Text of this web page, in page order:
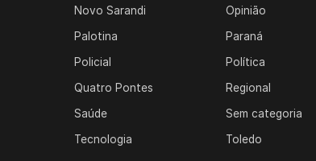
Novo Sarandi
Opinião
Palotina
Paraná
Policial
Política
Quatro Pontes
Regional
Saúde
Sem categoria
Tecnologia
Toledo